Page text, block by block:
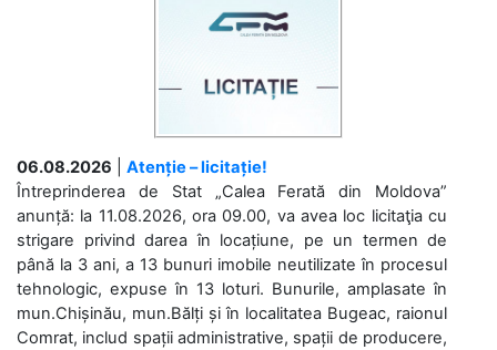
06.08.2026
Atenție – licitație!
Întreprinderea de Stat „Calea Ferată din Moldova”
anunță: la 11.08.2026, ora 09.00, va avea loc licitaţia cu
strigare privind darea în locațiune, pe un termen de
până la 3 ani, a 13 bunuri imobile neutilizate în procesul
tehnologic, expuse în 13 loturi. Bunurile, amplasate în
mun.Chișinău, mun.Bălți și în localitatea Bugeac, raionul
Comrat, includ spații administrative, spații de producere,